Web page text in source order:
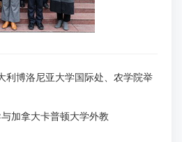
利博洛尼亚大学国际处、农学院举
加拿大卡普顿大学外教